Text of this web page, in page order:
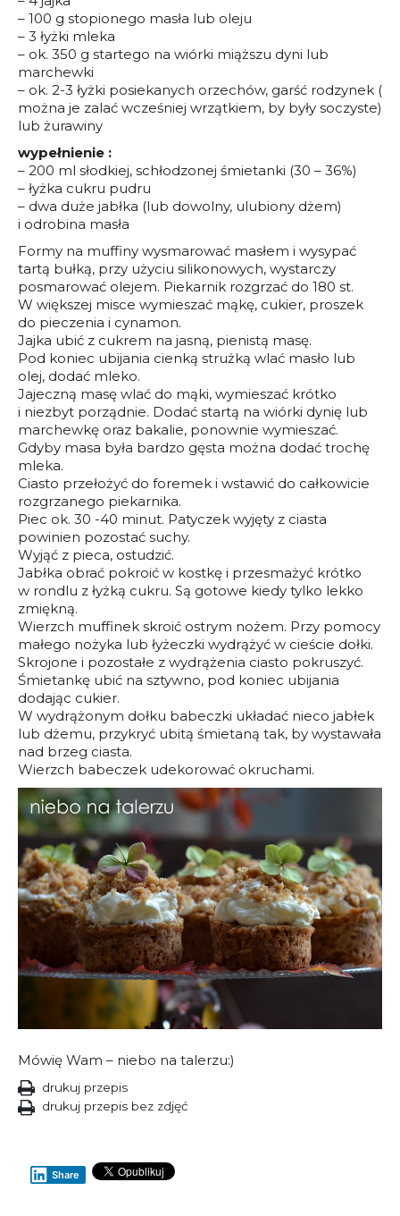
– 100 g stopionego masła lub oleju
– 3 łyżki mleka
– ok. 350 g startego na wiórki miąższu dyni lub
marchewki
– ok. 2-3 łyżki posiekanych orzechów, garść rodzynek (
można je zalać wcześniej wrzątkiem, by były soczyste)
lub żurawiny
wypełnienie :
– 200 ml słodkiej, schłodzonej śmietanki (30 – 36%)
– łyżka cukru pudru
– dwa duże jabłka (lub dowolny, ulubiony dżem)
i odrobina masła
Formy na muffiny wysmarować masłem i wysypać
tartą bułką, przy użyciu silikonowych, wystarczy
posmarować olejem. Piekarnik rozgrzać do 180 st.
W większej misce wymieszać mąkę, cukier, proszek
do pieczenia i cynamon.
Jajka ubić z cukrem na jasną, pienistą masę.
Pod koniec ubijania cienką strużką wlać masło lub
olej, dodać mleko.
Jajeczną masę wlać do mąki, wymieszać krótko
i niezbyt porządnie. Dodać startą na wiórki dynię lub
marchewkę oraz bakalie, ponownie wymieszać.
Gdyby masa była bardzo gęsta można dodać trochę
mleka.
Ciasto przełożyć do foremek i wstawić do całkowicie
rozgrzanego piekarnika.
Piec ok. 30 -40 minut. Patyczek wyjęty z ciasta
powinien pozostać suchy.
Wyjąć z pieca, ostudzić.
Jabłka obrać pokroić w kostkę i przesmażyć krótko
w rondlu z łyżką cukru. Są gotowe kiedy tylko lekko
zmiękną.
Wierzch muffinek skroić ostrym nożem. Przy pomocy
małego nożyka lub łyżeczki wydrążyć w cieście dołki.
Skrojone i pozostałe z wydrążenia ciasto pokruszyć.
Śmietankę ubić na sztywno, pod koniec ubijania
dodając cukier.
W wydrążonym dołku babeczki układać nieco jabłek
lub dżemu, przykryć ubitą śmietaną tak, by wystawała
nad brzeg ciasta.
Wierzch babeczek udekorować okruchami.
Mówię Wam – niebo na talerzu:)
drukuj przepis
drukuj przepis bez zdjęć
Share